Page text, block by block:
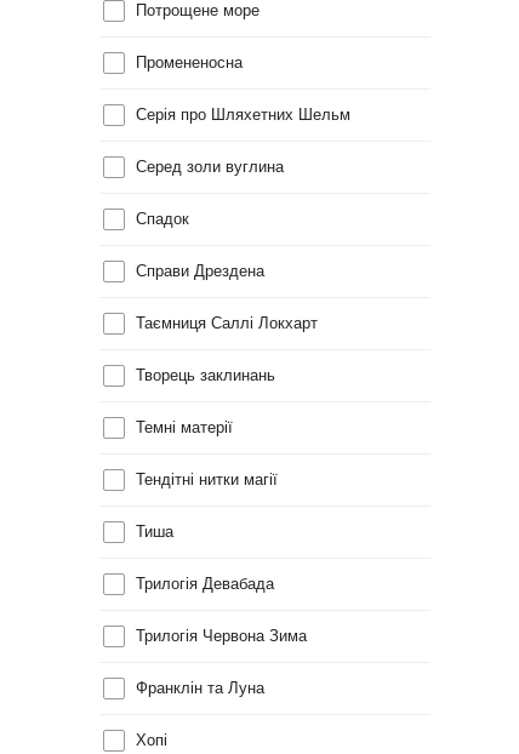
Потрощене море
Промененосна
Серія про Шляхетних Шельм
Серед золи вуглина
Спадок
Справи Дрездена
Таємниця Саллі Локхарт
Творець заклинань
Темні матерії
Тендітні нитки магії
Тиша
Трилогія Девабада
Трилогія Червона Зима
Франклін та Луна
Хопі